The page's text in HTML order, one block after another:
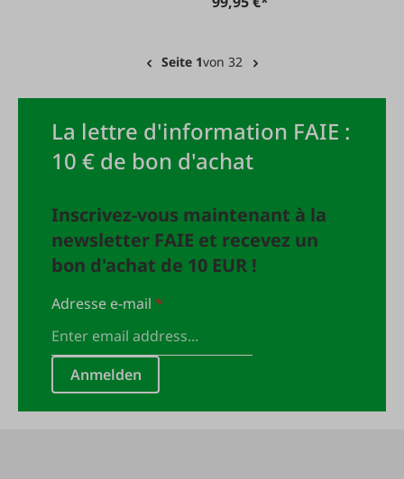
Seite 1von 32
La lettre d'information FAIE :
10 € de bon d'achat
Inscrivez-vous maintenant à la
newsletter FAIE et recevez un
bon d'achat de 10 EUR !
Adresse e-mail*
Anmelden